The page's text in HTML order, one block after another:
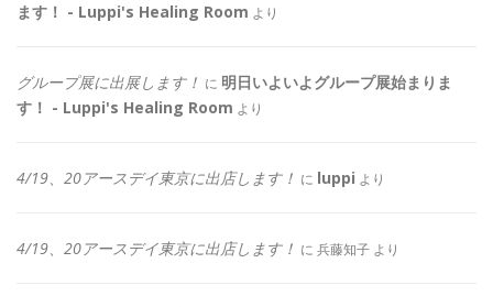
ます！ - Luppi's Healing Room より
グループ展に出展します！ に 明日いよいよグループ展始まりま
す！ - Luppi's Healing Room より
4/19、20アースデイ東京に出店します！ に luppi より
4/19、20アースデイ東京に出店します！ に 兵藤知子 より